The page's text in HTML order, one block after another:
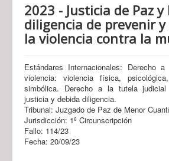
2023 - Justicia de Paz
diligencia de prevenir
la violencia contra la
Estándares Internacionales: Derecho
violencia: violencia física,
simbólica. Derecho a la tutela
justicia y debida diligencia.
Tribunal: Juzgado de Paz de Menor
Jurisdicción: 1º Circunscripción
Fallo: 114/23
Fecha: 20/09/23